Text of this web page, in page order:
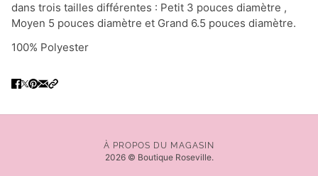
dans trois tailles différentes : Petit 3 pouces diamètre ,
Moyen 5 pouces diamètre et Grand 6.5 pouces diamètre.
100% Polyester
À PROPOS DU MAGASIN
2026 © Boutique Roseville.